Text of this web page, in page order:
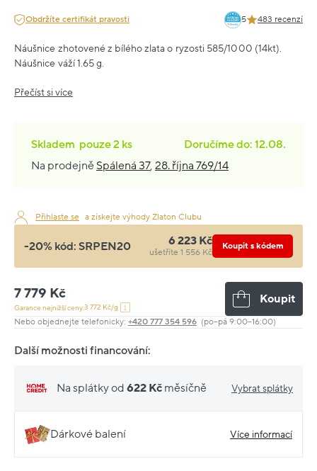
Obdržíte certifikát pravosti 5 483 recenzí
Náušnice zhotovené z bílého zlata o ryzosti 585/1000 (14kt).
Náušnice váží 1.65 g.
Přečíst si více
Skladem pouze2 ks
Doručíme do: 12.08.
Na prodejně Spálená 37, 28. října 769/14
Přihlaste se a získejte výhody Zlaton Clubu
-20% kód: SRPEN20 6 223 Kč
ušetříte 1 556 Kč
Koupit s kódem
7 779 Kč
Garance nejnižší ceny:3 772 Kč/g
Koupit
Nebo objednejte telefonicky: +420 777 354 596 (po–pá 9:00–16:00)
Další možnosti financování:
Na splátky od 622 Kč měsíčně Vybrat splátky
Dárkové balení Více informací